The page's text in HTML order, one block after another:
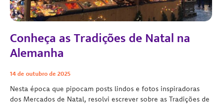
Conheça as Tradições de Natal na
Alemanha
14 de outubro de 2025
Nesta época que pipocam posts lindos e fotos inspiradoras
dos Mercados de Natal, resolvi escrever sobre as Tradições de